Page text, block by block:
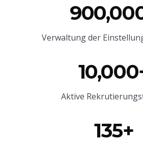
Verwaltung der
Aktive
135+